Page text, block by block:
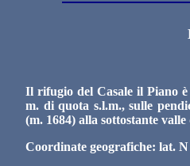
Il rifugio del Casale il Piano
m. di quota s.l.m., sulle
(m. 1684) alla sottostante
Coordinate geografiche: lat.